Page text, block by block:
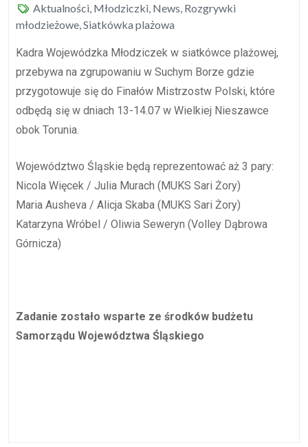
Aktualności Młodziczki News Rozgrywki
młodzieżowe Siatkówka plażowa
Kadra Wojewódzka Młodziczek w siatkówce plażowej,
przebywa na zgrupowaniu w Suchym Borze gdzie
przygotowuje się do Finałów Mistrzostw Polski, które
odbędą się w dniach 13-14.07 w Wielkiej Nieszawce
obok Torunia.
Województwo Śląskie będą reprezentować aż 3 pary:
Nicola Więcek / Julia Murach (MUKS Sari Żory)
Maria Ausheva / Alicja Skaba (MUKS Sari Żory)
Katarzyna Wróbel / Oliwia Seweryn (Volley Dąbrowa
Górnicza)
Zadanie zostało wsparte ze środków budżetu
Samorządu Województwa Śląskiego